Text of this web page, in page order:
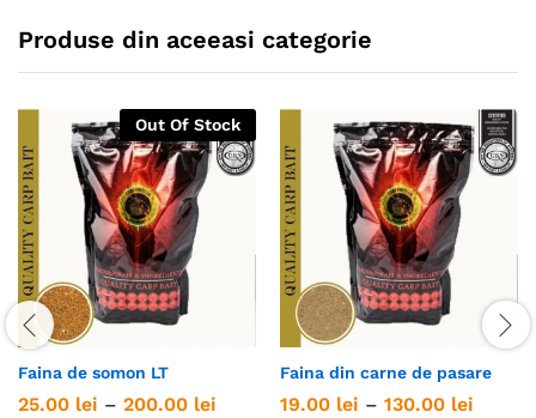
Produse din aceeasi categorie
Out Of Stock
Faina de somon LT
25.00 lei – 200.00 lei Interval
Faina din carne de pasare
19.00 lei – 130.00 lei